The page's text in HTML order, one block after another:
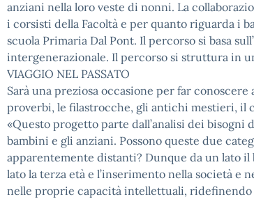
anziani nella loro veste di nonni. La
i corsisti della Facoltà e per quanto riguarda i
scuola Primaria Dal Pont. Il percorso si basa
intergenerazionale. Il percorso si struttura in
VIAGGIO NEL PASSATO
Sarà una preziosa occasione per far
proverbi, le filastrocche, gli antichi mestieri, il
«Questo progetto parte dall’analisi dei
bambini e gli anziani. Possono queste due
apparentemente distanti? Dunque da un lato
lato la terza età e l’inserimento nella società
nelle proprie capacità intellettuali,